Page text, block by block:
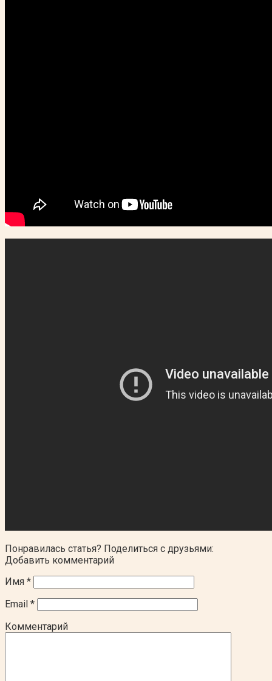
Понравилась статья? Поделиться с друзьями:
Добавить комментарий
Имя *
Email *
Комментарий